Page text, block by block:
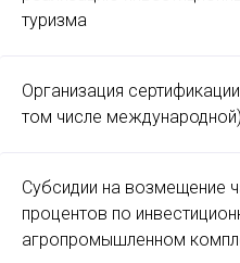
туризма
Организация
том числе международной)
Субсидии на возмещение
процентов по
агропромышленном